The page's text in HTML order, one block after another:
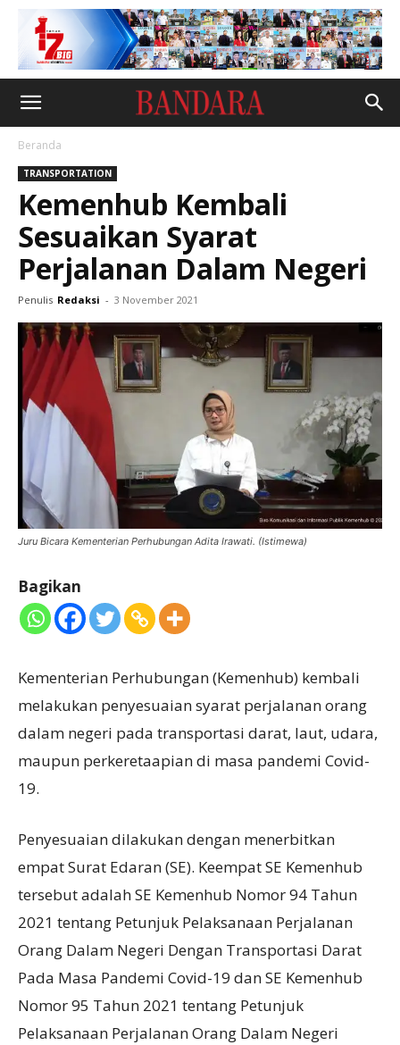
Beranda
TRANSPORTATION
Kemenhub Kembali
Sesuaikan Syarat
Perjalanan Dalam Negeri
Penulis Redaksi - 3 November 2021
Juru Bicara Kementerian Perhubungan Adita Irawati. (Istimewa)
Bagikan
Kementerian Perhubungan (Kemenhub) kembali
melakukan penyesuaian syarat perjalanan orang
dalam negeri pada transportasi darat, laut, udara,
maupun perkeretaapian di masa pandemi Covid-
19.
Penyesuaian dilakukan dengan menerbitkan
empat Surat Edaran (SE). Keempat SE Kemenhub
tersebut adalah SE Kemenhub Nomor 94 Tahun
2021 tentang Petunjuk Pelaksanaan Perjalanan
Orang Dalam Negeri Dengan Transportasi Darat
Pada Masa Pandemi Covid-19 dan SE Kemenhub
Nomor 95 Tahun 2021 tentang Petunjuk
Pelaksanaan Perjalanan Orang Dalam Negeri